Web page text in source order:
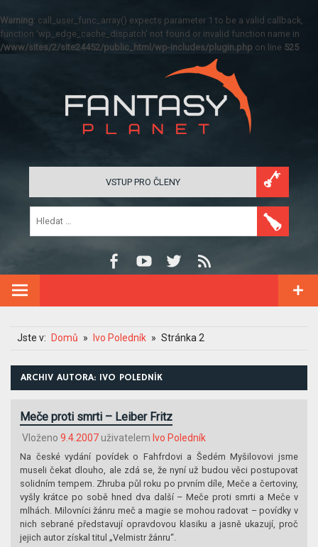
Warning: call_user_func_array() expects parameter 1 to be a valid callback,
function 'wp_edge_cache_dispatch' not found or invalid function name in
/www/sites/2/site24452/public_html/wp-includes/plugin.php on line 525
VSTUP PRO ČLENY
Jste v: Domů Ivo Poledník Stránka 2
ARCHIV AUTORA: IVO POLEDNÍK
Meče proti smrti – Leiber Fritz
Vloženo 9.4.2007uživatelem Ivo Poledník
Na české vydání povídek o Fahfrdovi a Šedém Myšilovovi jsme
museli čekat dlouho, ale zdá se, že nyní už budou věci postupovat
solidním tempem. Zhruba půl roku po prvním díle, Meče a čertoviny,
vyšly krátce po sobě hned dva další – Meče proti smrti a Meče v
mlhách. Milovníci žánru meč a magie se mohou radovat – povídky v
nich sebrané představují opravdovou klasiku a jasně ukazují, proč
jejich autor získal titul „Velmistr žánru“.